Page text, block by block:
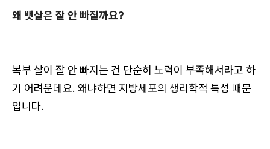
왜 뱃살은 잘 안 빠질까요?
복부 살이 잘 안 빠지는 건 단순히 노력이 부족해서라고 하
기 어려운데요. 왜냐하면 지방세포의 생리학적 특성 때문
입니다.